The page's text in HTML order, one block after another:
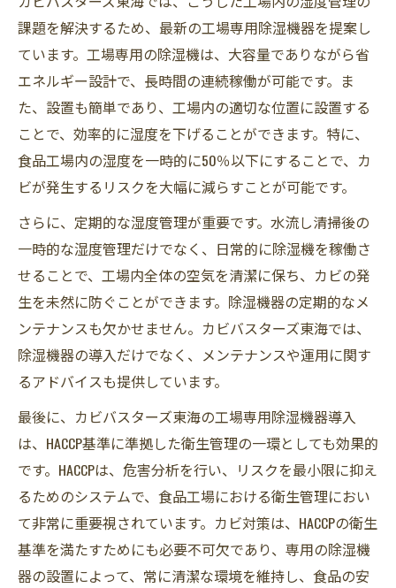
課題を解決するため、最新の工場専用除湿機器を提案し
ています。工場専用の除湿機は、大容量でありながら省
エネルギー設計で、長時間の連続稼働が可能です。ま
た、設置も簡単であり、工場内の適切な位置に設置する
ことで、効率的に湿度を下げることができます。特に、
食品工場内の湿度を一時的に50％以下にすることで、カ
ビが発生するリスクを大幅に減らすことが可能です。
さらに、定期的な湿度管理が重要です。水流し清掃後の
一時的な湿度管理だけでなく、日常的に除湿機を稼働さ
せることで、工場内全体の空気を清潔に保ち、カビの発
生を未然に防ぐことができます。除湿機器の定期的なメ
ンテナンスも欠かせません。カビバスターズ東海では、
除湿機器の導入だけでなく、メンテナンスや運用に関す
るアドバイスも提供しています。
最後に、カビバスターズ東海の工場専用除湿機器導入
は、HACCP基準に準拠した衛生管理の一環としても効果的
です。HACCPは、危害分析を行い、リスクを最小限に抑え
るためのシステムで、食品工場における衛生管理におい
て非常に重要視されています。カビ対策は、HACCPの衛生
基準を満たすためにも必要不可欠であり、専用の除湿機
器の設置によって、常に清潔な環境を維持し、食品の安